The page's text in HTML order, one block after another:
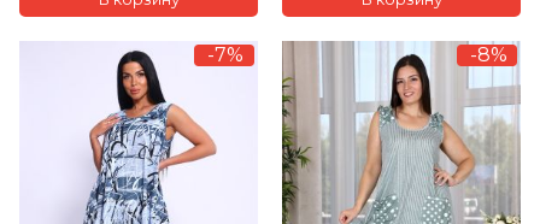
-7% -8%